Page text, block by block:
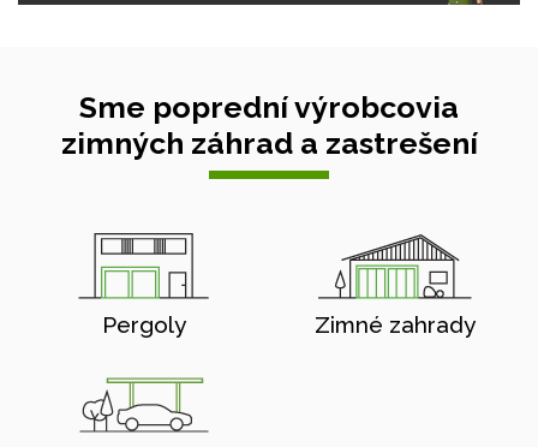
Sme poprední výrobcovia
zimných záhrad a zastrešení
Pergoly Zimné zahrady